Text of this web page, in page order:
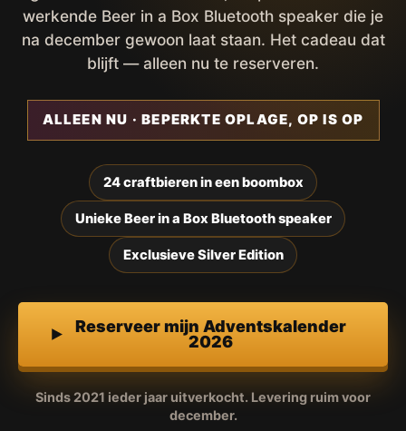
werkende Beer in a Box Bluetooth speaker die je
na december gewoon laat staan. Het cadeau dat
blijft — alleen nu te reserveren.
ALLEEN NU · BEPERKTE OPLAGE, OP IS OP
24 craftbieren in een boombox
Unieke Beer in a Box Bluetooth speaker
Exclusieve Silver Edition
Reserveer mijn Adventskalender
2026
Sinds 2021 ieder jaar uitverkocht. Levering ruim voor
december.